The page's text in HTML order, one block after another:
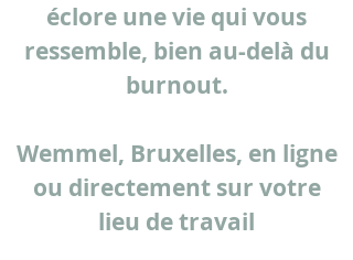
éclore une vie qui vous
ressemble, bien au-delà du
burnout.
Wemmel, Bruxelles, en ligne
ou directement sur votre
lieu de travail